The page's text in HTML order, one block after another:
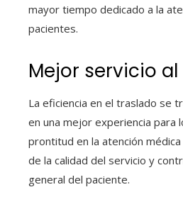
mayor tiempo dedicado a la
pacientes.
Mejor servicio
La eficiencia en el traslado se
en una mejor experiencia para
prontitud en la atención
de la calidad del servicio y
general del paciente.